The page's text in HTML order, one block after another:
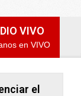
VIVO
en VIVO
el